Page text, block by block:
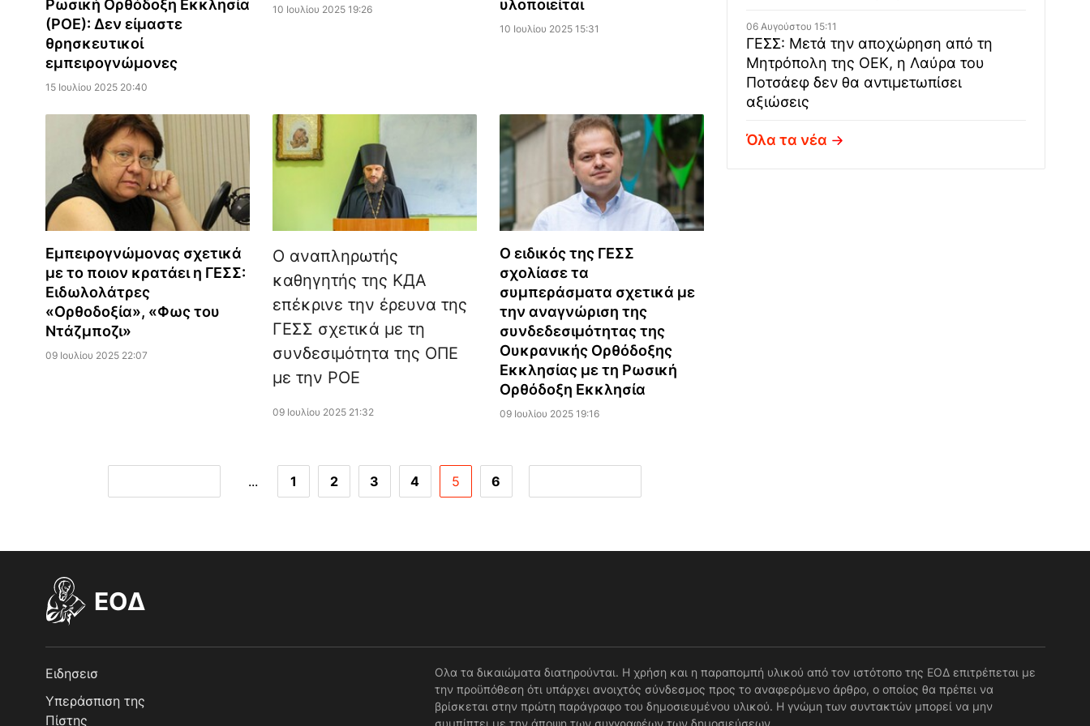
Ρωσική Ορθόδοξη Εκκλησία
(ΡΟΕ): Δεν είμαστε
θρησκευτικοί
εμπειρογνώμονες
15 Ιουλίου 2025 20:40
10 Ιουλίου 2025 19:26
υλοποιείται
10 Ιουλίου 2025 15:31
Εμπειρογνώμονας σχετικά
με το ποιον κρατάει η ΓΕΣΣ:
Ειδωλολάτρες
«Ορθοδοξία», «Φως του
Ντάζμποζι»
09 Ιουλίου 2025 22:07
Ο αναπληρωτής
καθηγητής της ΚДА
επέκρινε την έρευνα της
ΓΕΣΣ σχετικά με τη
συνδεσιμότητα της ΟΠΕ
με την ΡΟΕ
09 Ιουλίου 2025 21:32
Ο ειδικός της ΓΕΣΣ
σχολίασε τα
συμπεράσματα σχετικά με
την αναγνώριση της
συνδεδεσιμότητας της
Ουκρανικής Ορθόδοξης
Εκκλησίας με τη Ρωσική
Ορθόδοξη Εκκλησία
09 Ιουλίου 2025 19:16
... 1 2 3 4 5 6
06 Αυγούστου 15:11
ΓΕΣΣ: Μετά την αποχώρηση από τη
Μητρόπολη της ΟΕΚ, η Λαύρα του
Ποτσάεφ δεν θα αντιμετωπίσει
αξιώσεις
Όλα τα νέα
EOΔ
Ειδησεισ
Υπεράσπιση της
Πίστης
Ολα τα δικαιώματα διατηρούνται. Η χρήση και η παραπομπή υλικού από τον ιστότοπο της ΕΟΔ επιτρέπεται με
την προϋπόθεση ότι υπάρχει ανοιχτός σύνδεσμος προς το αναφερόμενο άρθρο, ο οποίος θα πρέπει να
βρίσκεται στην πρώτη παράγραφο του δημοσιευμένου υλικού. Η γνώμη των συντακτών μπορεί να μην
συμπίπτει με την άποψη των συγγραφέων των δημοσιεύσεων.